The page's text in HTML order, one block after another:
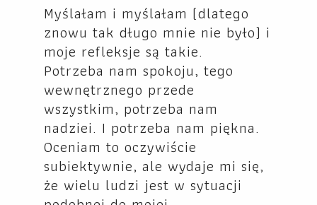
Myślałam i myślałam (dlatego
znowu tak długo mnie nie było) i
moje refleksje są takie.
Potrzeba nam spokoju, tego
wewnętrznego przede
wszystkim, potrzeba nam
nadziei. I potrzeba nam piękna.
Oceniam to oczywiście
subiektywnie, ale wydaje mi się,
że wielu ludzi jest w sytuacji